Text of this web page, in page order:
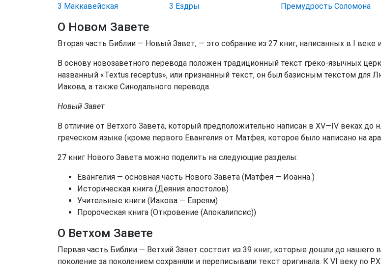
3 Маккавейская
3 Ездры
Премудрость Соломона
О Новом Завете
Вторая часть Библии — Новый Завет, — это собрание из 27 книг, написанных в I
В основу новозаветного перевода положен традиционный текст греко-язычных
названный «Textus receptus», или признанный текст, он был базисным текстом для
Иакова, а также Синодального перевода.
Новый Завет
В отличие от Ветхого Завета, который предположительно написан в XV—IV веках до
греческом языке (кроме первого Евангелия от Матфея, которое было написано на
27 книг Нового Завета можно поделить на следующие разделы:
Евангелия — основная часть Нового Завета (Матфея — Иоанна )
Историческая книга (Деяния апостолов)
Учительные книги (Иакова — Евреям)
Пророческая книга (Откровение (Апокалипсис))
О Ветхом Завете
Первая часть Библии — Ветхий Завет состоит из 39 книг, которые дошли до нашего
поколение за поколением сохраняли и переписывали текст оригинала. К VI веку по Р.Х.